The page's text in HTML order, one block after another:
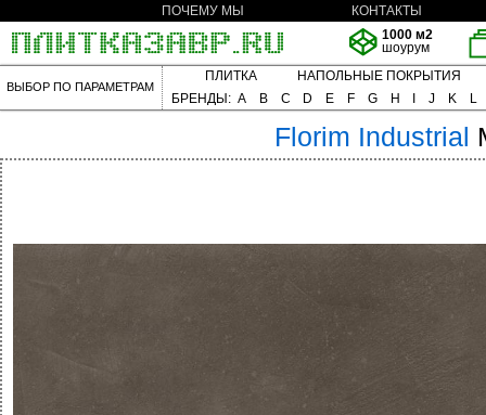
ПОЧЕМУ МЫ
КОНТАКТЫ
1000 м2
шоурум
ВЫБОР ПО ПАРАМЕТРАМ
ПЛИТКА
НАПОЛЬНЫЕ ПОКРЫТИЯ
БРЕНДЫ: A B C D E F G H J K L
Florim Industrial